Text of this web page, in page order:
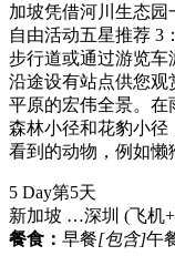
加坡凭借河川生态园
自由活动五星推荐 3
步行道或通过游览车
沿途设有站点供您观
平原的宏伟全景。在
森林小径和花豹小径
看到的动物，例如懒
5 Day第5天
新加坡 …深圳 (飞机
餐食： 早餐[包含]午